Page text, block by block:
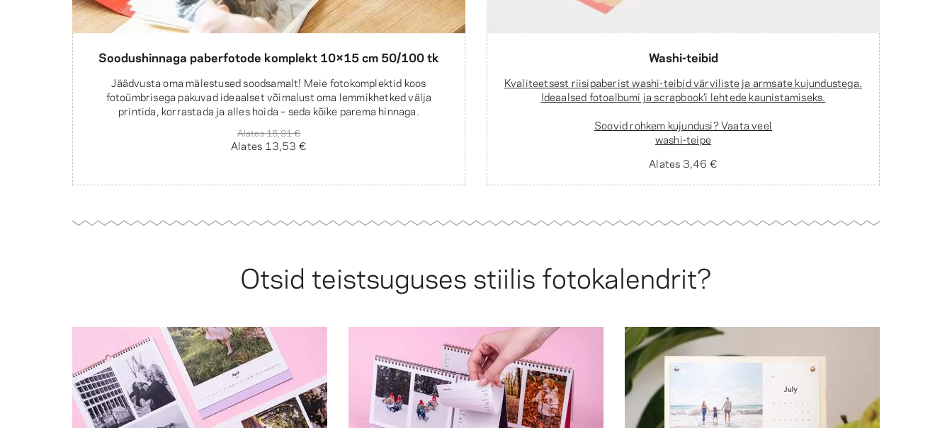
Soodushinnaga paberfotode komplekt 10×15 cm 50/100 tk
Jäädvusta oma mälestused soodsamalt! Meie fotokomplektid koos
fotoümbrisega pakuvad ideaalset võimalust oma lemmikhetked välja
printida, korrastada ja alles hoida – seda kõike parema hinnaga.
Alates16,91 €
Alates 13,53 €
Washi-teibid
Kvaliteetsest riisipaberist washi-teibid värviliste ja armsate kujundustega.
Ideaalsed fotoalbumi ja scrapbook’i lehtede kaunistamiseks.
Soovid rohkem kujundusi? Vaata veel
washi-teipe
Alates 3,46 €
Otsid teistsuguses stiilis fotokalendrit?